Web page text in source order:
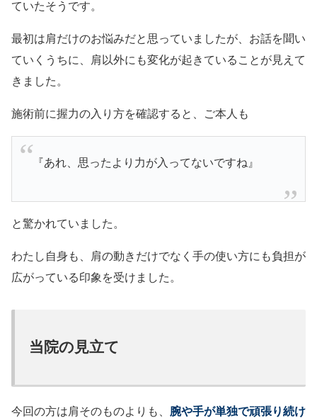
ていたそうです。
最初は肩だけのお悩みだと思っていましたが、お話を聞い
ていくうちに、肩以外にも変化が起きていることが見えて
きました。
施術前に握力の入り方を確認すると、ご本人も
『あれ、思ったより力が入ってないですね』
と驚かれていました。
わたし自身も、肩の動きだけでなく手の使い方にも負担が
広がっている印象を受けました。
当院の見立て
今回の方は肩そのものよりも、 腕や手が単独で頑張り続け